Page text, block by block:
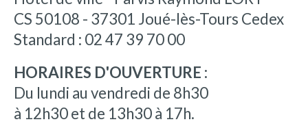
CS 50108 - 37301 Joué-lès-Tours Cedex
Standard : 02 47 39 70 00
HORAIRES D'OUVERTURE :
Du lundi au vendredi de 8h30
à 12h30 et de 13h30 à 17h.